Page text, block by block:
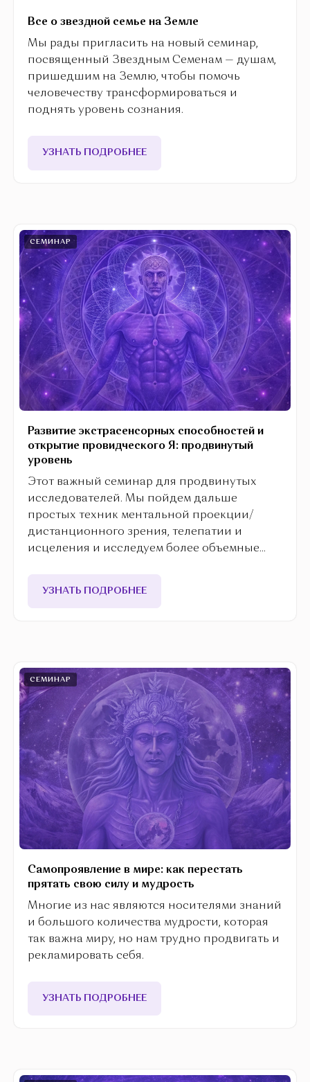
Все о звездной семье на Земле
Мы рады пригласить на новый семинар,
посвященный Звездным Семенам — душам,
пришедшим на Землю, чтобы помочь
человечеству трансформироваться и
поднять уровень сознания.
УЗНАТЬ ПОДРОБНЕЕ
СЕМИНАР
Развитие экстрасенсорных способностей и
открытие провидческого Я: продвинутый
уровень
Этот важный семинар для продвинутых
исследователей. Мы пойдем дальше
простых техник ментальной проекции/
дистанционного зрения, телепатии и
исцеления и исследуем более объемные
УЗНАТЬ ПОДРОБНЕЕ
СЕМИНАР
Самопроявление в мире: как перестать
прятать свою силу и мудрость
Многие из нас являются носителями знаний
и большого количества мудрости, которая
так важна миру, но нам трудно продвигать и
рекламировать себя.
УЗНАТЬ ПОДРОБНЕЕ